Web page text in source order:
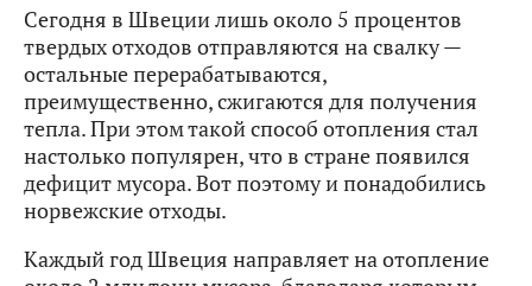
Сегодня в Швеции лишь около 5 процентов
твердых отходов отправляются на свалку —
остальные перерабатываются,
преимущественно, сжигаются для получения
тепла. При этом такой способ отопления стал
настолько популярен, что в стране появился
дефицит мусора. Вот поэтому и понадобились
норвежские отходы.
Каждый год Швеция направляет на отопление